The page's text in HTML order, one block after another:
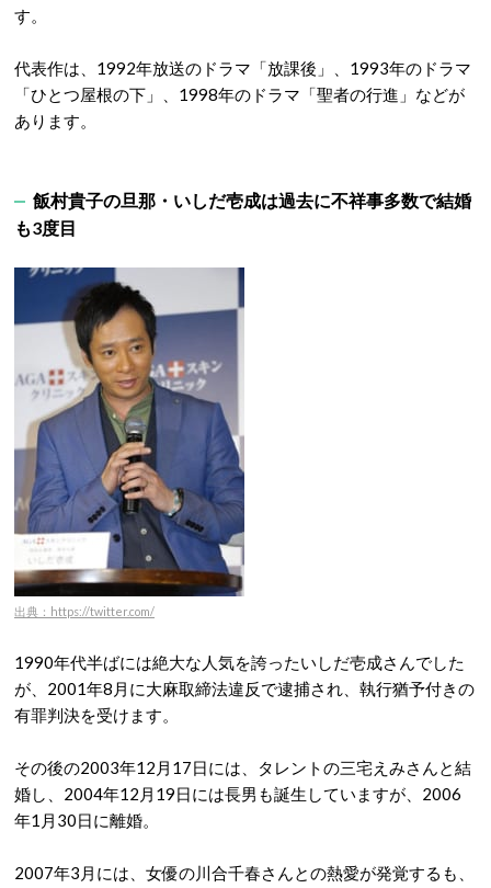
す。
代表作は、1992年放送のドラマ「放課後」、1993年のドラマ
「ひとつ屋根の下」、1998年のドラマ「聖者の行進」などが
あります。
飯村貴子の旦那・いしだ壱成は過去に不祥事多数で結婚
も3度目
出典：https://twitter.com/
1990年代半ばには絶大な人気を誇ったいしだ壱成さんでした
が、2001年8月に大麻取締法違反で逮捕され、執行猶予付きの
有罪判決を受けます。
その後の2003年12月17日には、タレントの三宅えみさんと結
婚し、2004年12月19日には長男も誕生していますが、2006
年1月30日に離婚。
2007年3月には、女優の川合千春さんとの熱愛が発覚するも、